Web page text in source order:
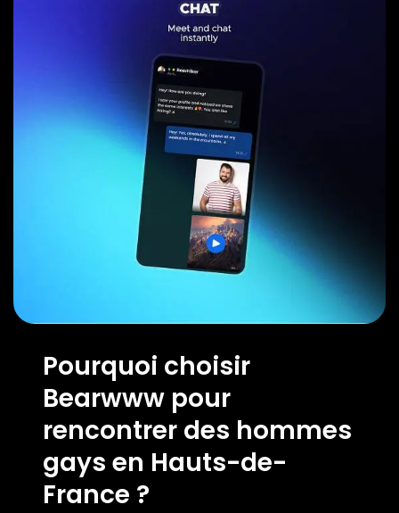
Pourquoi choisir
Bearwww pour
rencontrer des hommes
gays en Hauts-de-
France ?